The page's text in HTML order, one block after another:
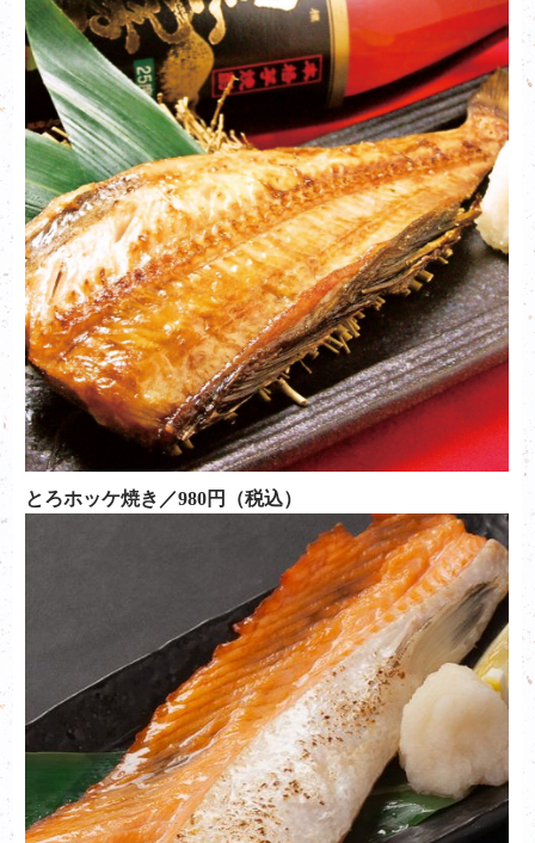
とろホッケ焼き／980円（税込）